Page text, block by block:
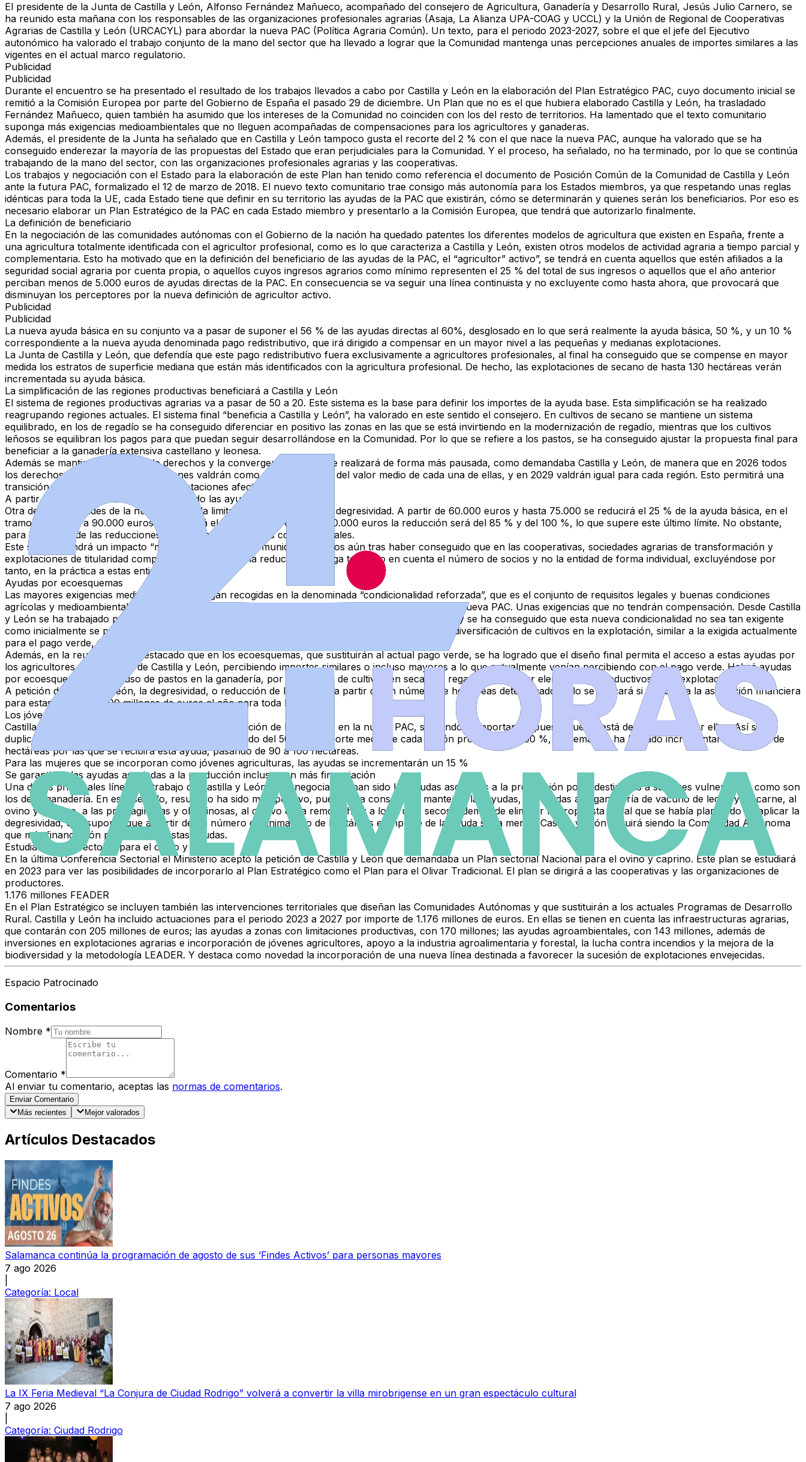
El presidente de la Junta de Castilla y León, Alfonso Fernández Mañueco, acompañado del consejero de Agricultura, Ganadería y Desarrollo Rural, Jesús Julio Carnero, se
ha reunido esta mañana con los responsables de las organizaciones profesionales agrarias (Asaja, La Alianza UPA-COAG y UCCL) y la Unión de Regional de Cooperativas
Agrarias de Castilla y León (URCACYL) para abordar la nueva PAC (Política Agraria Común). Un texto, para el periodo 2023-2027, sobre el que el jefe del Ejecutivo
autonómico ha valorado el trabajo conjunto de la mano del sector que ha llevado a lograr que la Comunidad mantenga unas percepciones anuales de importes similares a las
vigentes en el actual marco regulatorio.
Publicidad
Publicidad
Durante el encuentro se ha presentado el resultado de los trabajos llevados a cabo por Castilla y León en la elaboración del Plan Estratégico PAC, cuyo documento inicial se
remitió a la Comisión Europea por parte del Gobierno de España el pasado 29 de diciembre. Un Plan que no es el que hubiera elaborado Castilla y León, ha trasladado
Fernández Mañueco, quien también ha asumido que los intereses de la Comunidad no coinciden con los del resto de territorios. Ha lamentado que el texto comunitario
suponga más exigencias medioambientales que no lleguen acompañadas de compensaciones para los agricultores y ganaderas.
Además, el presidente de la Junta ha señalado que en Castilla y León tampoco gusta el recorte del 2 % con el que nace la nueva PAC, aunque ha valorado que se ha
conseguido enderezar la mayoría de las propuestas del Estado que eran perjudiciales para la Comunidad. Y el proceso, ha señalado, no ha terminado, por lo que se continúa
trabajando de la mano del sector, con las organizaciones profesionales agrarias y las cooperativas.
Los trabajos y negociación con el Estado para la elaboración de este Plan han tenido como referencia el documento de Posición Común de la Comunidad de Castilla y León
ante la futura PAC, formalizado el 12 de marzo de 2018. El nuevo texto comunitario trae consigo más autonomía para los Estados miembros, ya que respetando unas reglas
idénticas para toda la UE, cada Estado tiene que definir en su territorio las ayudas de la PAC que existirán, cómo se determinarán y quienes serán los beneficiarios. Por eso es
necesario elaborar un Plan Estratégico de la PAC en cada Estado miembro y presentarlo a la Comisión Europea, que tendrá que autorizarlo finalmente.
La definición de beneficiario
En la negociación de las comunidades autónomas con el Gobierno de la nación ha quedado patentes los diferentes modelos de agricultura que existen en España, frente a
una agricultura totalmente identificada con el agricultor profesional, como es lo que caracteriza a Castilla y León, existen otros modelos de actividad agraria a tiempo parcial y
complementaria. Esto ha motivado que en la definición del beneficiario de las ayudas de la PAC, el “agricultor” activo”, se tendrá en cuenta aquellos que estén afiliados a la
seguridad social agraria por cuenta propia, o aquellos cuyos ingresos agrarios como mínimo representen el 25 % del total de sus ingresos o aquellos que el año anterior
perciban menos de 5.000 euros de ayudas directas de la PAC. En consecuencia se va seguir una línea continuista y no excluyente como hasta ahora, que provocará que
disminuyan los perceptores por la nueva definición de agricultor activo.
Publicidad
Publicidad
La nueva ayuda básica en su conjunto va a pasar de suponer el 56 % de las ayudas directas al 60%, desglosado en lo que será realmente la ayuda básica, 50 %, y un 10 %
correspondiente a la nueva ayuda denominada pago redistributivo, que irá dirigido a compensar en un mayor nivel a las pequeñas y medianas explotaciones.
La Junta de Castilla y León, que defendía que este pago redistributivo fuera exclusivamente a agricultores profesionales, al final ha conseguido que se compense en mayor
medida los estratos de superficie mediana que están más identificados con la agricultura profesional. De hecho, las explotaciones de secano de hasta 130 hectáreas verán
incrementada su ayuda básica.
La simplificación de las regiones productivas beneficiará a Castilla y León
El sistema de regiones productivas agrarias va a pasar de 50 a 20. Este sistema es la base para definir los importes de la ayuda base. Esta simplificación se ha realizado
reagrupando regiones actuales. El sistema final “beneficia a Castilla y León”, ha valorado en este sentido el consejero. En cultivos de secano se mantiene un sistema
equilibrado, en los de regadío se ha conseguido diferenciar en positivo las zonas en las que se está invirtiendo en la modernización de regadío, mientras que los cultivos
leñosos se equilibran los pagos para que puedan seguir desarrollándose en la Comunidad. Por lo que se refiere a los pastos, se ha conseguido ajustar la propuesta final para
beneficiar a la ganadería extensiva castellano y leonesa.
Además se mantiene el sistema de derechos y la convergencia interna se realizará de forma más pausada, como demandaba Castilla y León, de manera que en 2026 todos
los derechos de cada una de las regiones valdrán como mínimo el 85 % del valor medio de cada una de ellas, y en 2029 valdrán igual para cada región. Esto permitirá una
transición más equilibrada para las explotaciones afectadas.
A partir de 60.000 euros se irán reduciendo las ayudas individuales
Otra de las novedades de la nueva PAC es la limitación de los pagos y la degresividad. A partir de 60.000 euros y hasta 75.000 se reducirá el 25 % de la ayuda básica, en el
tramo de 75.000 a 90.000 euros se reducirá el 50 %, entre 90.000 a 100.000 euros la reducción será del 85 % y del 100 %, lo que supere este último límite. No obstante,
para el cálculo de las reducciones se podrán descontar los costes salariales.
Este sistema tendrá un impacto “muy reducido” en la Comunidad, y menos aún tras haber conseguido que en las cooperativas, sociedades agrarias de transformación y
explotaciones de titularidad compartida, el cálculo de la reducción se haga teniendo en cuenta el número de socios y no la entidad de forma individual, excluyéndose por
tanto, en la práctica a estas entidades.
Ayudas por ecoesquemas
Las mayores exigencias medioambientales llegan recogidas en la denominada “condicionalidad reforzada”, que es el conjunto de requisitos legales y buenas condiciones
agrícolas y medioambientales, que serán necesarios cumplir para poder acceder a las ayudas de la nueva PAC. Unas exigencias que no tendrán compensación. Desde Castilla
y León se ha trabajado para que no supongan un gran esfuerzo para los agricultores y ganaderos y se ha conseguido que esta nueva condicionalidad no sea tan exigente
como inicialmente se preveía. Así, se ha sustituido la rotación anual de todas las parcelas por una diversificación de cultivos en la explotación, similar a la exigida actualmente
para el pago verde, y con una rotación en parcela al cuarto año en vez de ser anual.
Además, en la reunión se ha destacado que en los ecoesquemas, que sustituirán al actual pago verde, se ha logrado que el diseño final permita el acceso a estas ayudas por
los agricultores y ganaderos de Castilla y León, percibiendo importes similares o incluso mayores a lo que actualmente venían percibiendo con el pago verde. Habrá ayudas
por ecoesquemas para el uso de pastos en la ganadería, por la rotación de cultivos en secano y regadío y por dejar elementos improductivos en la explotación.
A petición de Castilla y León, la degresividad, o reducción de las ayudas a partir de un número de hectáreas determinado, sólo se aplicará si se supera la asignación financiera
para estas medidas, 1.100 millones de euros al año para toda España.
Los jóvenes tendrán más ayudas de la PAC
Castilla y León ha mejorado en la negociación la situación de los jóvenes en la nueva PAC, siguiendo la importante apuesta que ya está desarrollando por ellos. Así se
duplicará el valor actual unitario que perciben, pasando del 50% del importe medio de cada región productiva al 100 %, y además se ha logrado incrementar el número de
hectáreas por las que se recibirá esta ayuda, pasando de 90 a 100 hectáreas.
Para las mujeres que se incorporan como jóvenes agriculturas, las ayudas se incrementarán un 15 %
Se garantizan las ayudas asociadas a la producción incluso con más financiación
Una de las principales líneas de trabajo de Castilla y León en la negociación han sido las ayudas asociadas a la producción por ir destinadas a sectores vulnerables, como son
los de la ganadería. En este sentido, resultado ha sido muy positivo, pues se ha conseguido mantener las ayudas, destinadas a la ganadería de vacuno de leche y de carne, al
ovino y caprino, a las proteaginosas y oleaginosas, al cultivo de la remolacha y a los frutos secos, además de eliminar la propuesta inicial que se había planteado de aplicar la
degresividad, que suponía que a partir de un número de animales o de hectáreas el importe de la ayuda sería menor. Castilla y León seguirá siendo la Comunidad Autónoma
que más financiación percibirá por estas ayudas.
Estudiar el plan sectorial para el ovino y caprino
En la última Conferencia Sectorial el Ministerio aceptó la petición de Castilla y León que demandaba un Plan sectorial Nacional para el ovino y caprino. Este plan se estudiará
en 2023 para ver las posibilidades de incorporarlo al Plan Estratégico como el Plan para el Olivar Tradicional. El plan se dirigirá a las cooperativas y las organizaciones de
productores.
1.176 millones FEADER
En el Plan Estratégico se incluyen también las intervenciones territoriales que diseñan las Comunidades Autónomas y que sustituirán a los actuales Programas de Desarrollo
Rural. Castilla y León ha incluido actuaciones para el periodo 2023 a 2027 por importe de 1.176 millones de euros. En ellas se tienen en cuenta las infraestructuras agrarias,
que contarán con 205 millones de euros; las ayudas a zonas con limitaciones productivas, con 170 millones; las ayudas agroambientales, con 143 millones, además de
inversiones en explotaciones agrarias e incorporación de jóvenes agricultores, apoyo a la industria agroalimentaria y forestal, la lucha contra incendios y la mejora de la
biodiversidad y la metodología LEADER. Y destaca como novedad la incorporación de una nueva línea destinada a favorecer la sucesión de explotaciones envejecidas.
Espacio Patrocinado
Comentarios
Nombre *
Comentario *
Al enviar tu comentario, aceptas las normas de comentarios.
Enviar Comentario
Más recientes
Mejor valorados
Artículos Destacados
Salamanca continúa la programación de agosto de sus ‘Findes Activos’ para personas mayores
7 ago 2026
Categoría: Local
La IX Feria Medieval “La Conjura de Ciudad Rodrigo” volverá a convertir la villa mirobrigense en un gran espectáculo cultural
7 ago 2026
Categoría: Ciudad Rodrigo